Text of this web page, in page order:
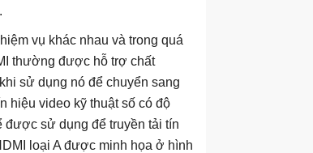
vụ khác nhau và trong quá
thường được hỗ trợ chất
sử dụng nó để chuyển sang
hiệu video kỹ thuật số có độ
được sử dụng để truyền tải tín
loại A được minh họa ở hình